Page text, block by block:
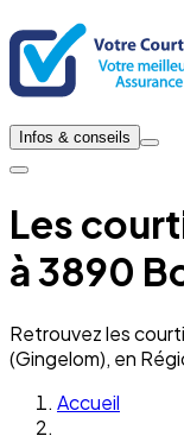
Infos & conseils
Les
à 3890
Retrouvez les
(Gingelom), en
Accueil